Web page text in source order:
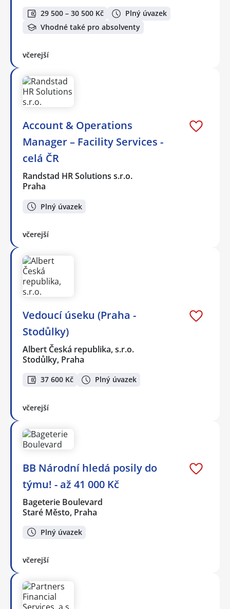
29 500 – 30 500 Kč
Plný úvazek
Vhodné také pro absolventy
včerejší
Account & Operations
Manager – Facility Services -
celá ČR
Randstad HR Solutions s.r.o.
Praha
Plný úvazek
včerejší
Vedoucí úseku (Praha -
Stodůlky)
Albert Česká republika, s.r.o.
Stodůlky, Praha
37 600 Kč Plný úvazek
včerejší
BB Národní hledá posily do
týmu! - až 41 000 Kč
Bageterie Boulevard
Staré Město, Praha
Plný úvazek
včerejší